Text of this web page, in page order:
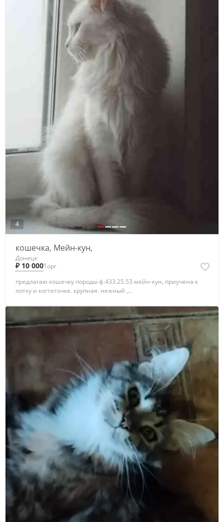
4
кошечка, Мейн-кун,
Донецк
₽ 10 000Торг
предлагаю кошечку породы ф.433.25.53 мейн-кун, приучена к
лотку и когтеточке. крупная. нежный ,...